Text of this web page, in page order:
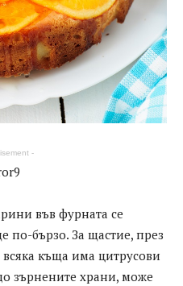
-
във фурната се
по-бързо. За щастие, през
къща има цитрусови
зърнените храни, може